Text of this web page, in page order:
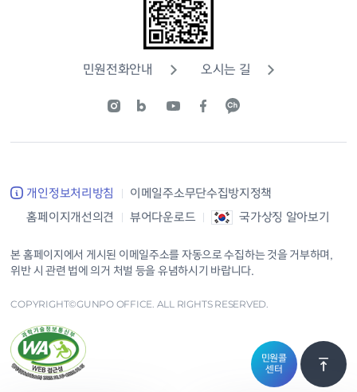
민원전화안내 오시는 길
개인정보처리방침
이메일주소무단수집방지정책
홈페이지개선의견
뷰어다운로드 국가상징 알아보기
본 홈페이지에서 게시된 이메일주소를 자동으로 수집하는 것을 거부하며,
위반 시 관련 법에 의거 처벌 등을 유념하시기 바랍니다.
COPYRIGHT©GUNPO OFFICE. ALL RIGHTS RESERVED.
민원콜
센터